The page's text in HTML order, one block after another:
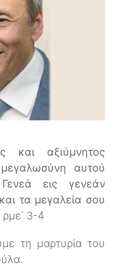
και αξιύμνητος
αυτού
Γενεά εις γενεάν
τα μεγαλεία σου
3-4
τη μαρτυρία του